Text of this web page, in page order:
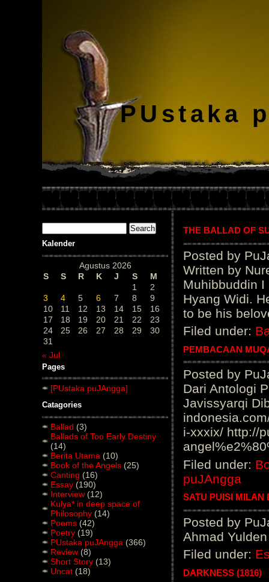
PUstaka
Kalender
Agustus 2026
S
S R K J S
M
1
2
3
4 5 6 7 8
9
10
11 12 13 14 15
16
17
18 19 20 21 22
23
24
25 26 27 28 29
30
31
« Jul
Pages
[PUstaka puJAngga]
Catagories
Ballad (3)
Ballads of Too Early Destiny
(14)
Berita Utama (10)
Book of the Angels (25)
Canting (16)
Essay (190)
Interview (12)
Kulya* in deep space of
Philosophy (14)
Poems (42)
Poetry (19)
PUstaka puJAngga (366)
Review (8)
Short Story (13)
Uncat (18)
THE BALLAD OF
Posted by
Written by
Muhibbuddin
Hyang Widi.
to be his
Filed under:
PEMBACAAN
Posted by
Dari Antologi
Javissyarqi
i-xxxix/ http://
Filed under:
puJAngga
SATU PUISI MILAN
Posted by
Ahmad
Filed under:
DARKNESS (1816)